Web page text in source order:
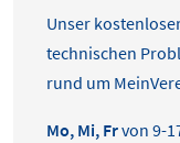
Unser
technischen
rund um
Mo, Mi, Frvon 9-